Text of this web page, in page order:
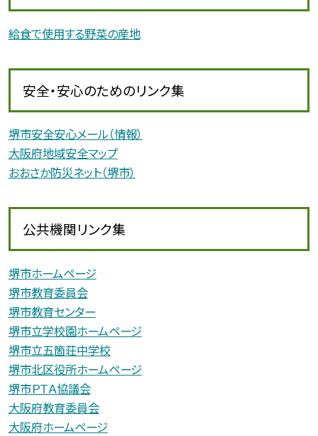
給食で使用する野菜の産地
安全・安心のためのリンク集
堺市安全安心メール（情報）
大阪府地域安全マップ
おおさか防災ネット（堺市）
公共機関リンク集
堺市ホームページ
堺市教育委員会
堺市教育センター
堺市立学校園ホームページ
堺市立五箇荘中学校
堺市北区役所ホームページ
堺市ＰＴＡ協議会
大阪府教育委員会
大阪府ホームページ